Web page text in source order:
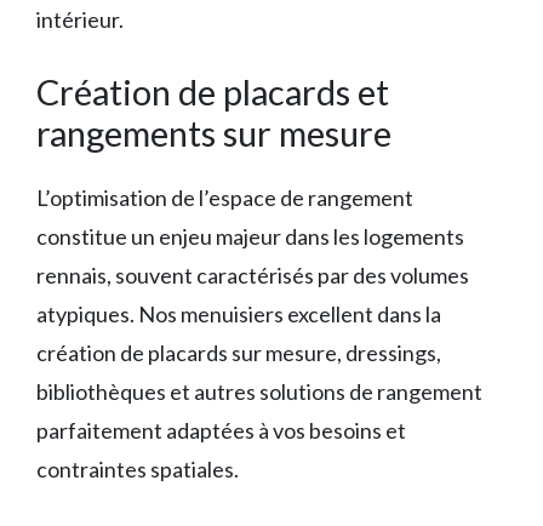
intérieur.
Création de placards et
rangements sur mesure
L’optimisation de l’espace de rangement
constitue un enjeu majeur dans les logements
rennais, souvent caractérisés par des volumes
atypiques. Nos menuisiers excellent dans la
création de placards sur mesure, dressings,
bibliothèques et autres solutions de rangement
parfaitement adaptées à vos besoins et
contraintes spatiales.